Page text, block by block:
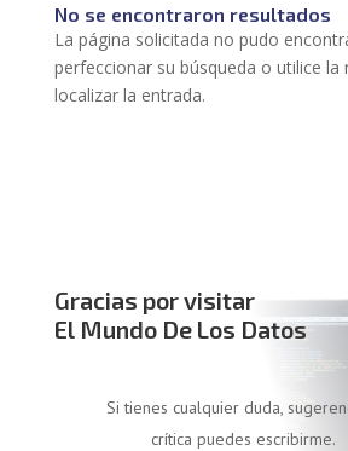
No se encontraron resultados
La página solicitada no pudo
perfeccionar su búsqueda o utilice la
localizar la entrada.
Gracias por visitar
El Mundo De Los Datos
Si tienes cualquier duda,
crítica puedes escribirme.